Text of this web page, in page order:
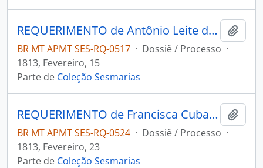
REQUERIMENTO de Antônio Leite do Amaral ao Governador e Capitão-General da Capitania de Mato Grosso João Carlos de Augusto d´Oeynhausen Granvemberg.
BR MT APMT SES-RQ-0517 · Dossiê / Processo ·
1813, Fevereiro, 15
Parte de Coleção Sesmarias
REQUERIMENTO de Francisca Cubas de Almeida ao Governador e Capitão-General da Capitania de Mato Grosso João Carlos Augusto D´Oeynhausen e Gravemberg.
BR MT APMT SES-RQ-0524 · Dossiê / Processo ·
1813, Fevereiro, 23
Parte de Coleção Sesmarias